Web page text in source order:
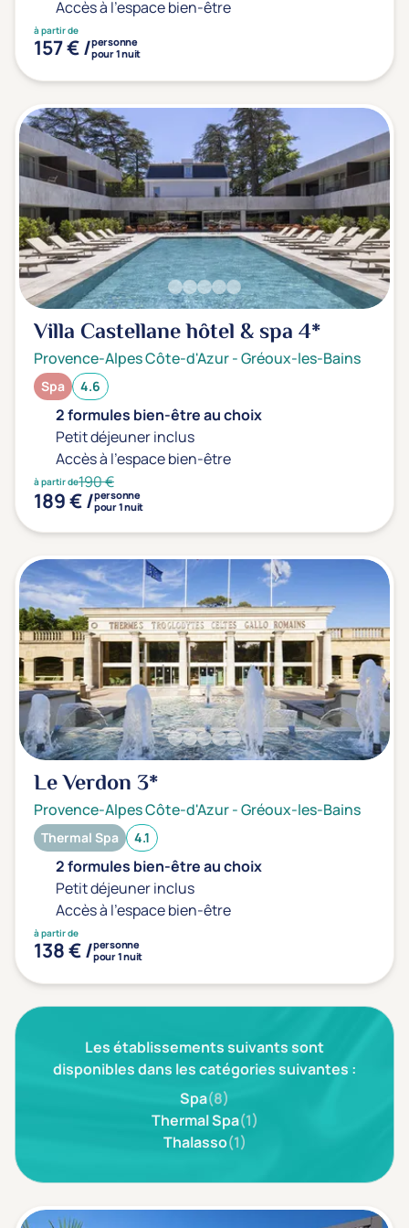
Sport
Yoga
(0)
Offres spéciales
Vente Flash & Promo
(1)
Offres spéciales Solo
(0)
Distance de chez vous
Établissements proches de chez moi
Km
Transports & hébergement
Soins sans hébergement
Offre séjour + vol inclus
Accès à l'espace bien-être
à partir de
157 € /personne
pour 1 nuit
Villa Castellane hôtel & spa4*
Provence-Alpes Côte-d'Azur-Gréoux-les-Bains
Spa 4.6
2 formules bien-être au choix
Petit déjeuner inclus
Accès à l'espace bien-être
à partir de190 €
189 € /personne
pour 1 nuit
Le Verdon 3*
Provence-Alpes Côte-d'Azur-Gréoux-les-Bains
Thermal Spa 4.1
2 formules bien-être au choix
Petit déjeuner inclus
Accès à l'espace bien-être
à partir de
138 € /personne
pour 1 nuit
Les établissements suivants sont
disponibles dans les catégories suivantes :
Spa(8)
Thermal Spa(1)
Thalasso(1)